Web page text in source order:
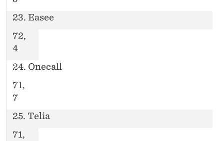
23. Easee
72,
4
24. Onecall
71,
7
25. Telia
71,